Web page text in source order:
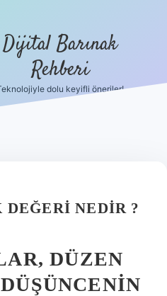
Dijital Barınak
Rehberi
dolu keyifli öneriler!
DEĞERI NEDIR ?
DÜZEN